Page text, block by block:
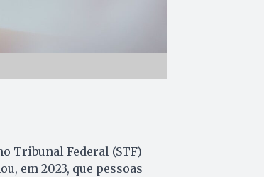
Tribunal Federal (STF)
em 2023, que pessoas